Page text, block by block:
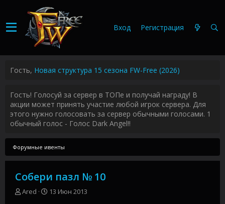
Вход Регистрация
Гость, Новая структура 15 сезона FW-Free (2026)
Гость! Голосуй за сервер в ТОПе и получай награду! В
акции может принять участие любой игрок сервера. Для
этого нужно голосовать за сервер обычными голосами. 1
обычный голос - Голос Dark Angel!!
Форумные ивенты
Cобери пазл № 10
А
Ared
Д
13 Июн 2013